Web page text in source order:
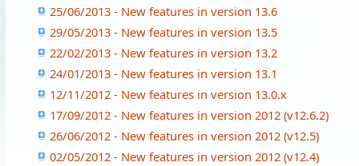
25/06/2013 - New features in version 13.6
29/05/2013 - New features in version 13.5
22/02/2013 - New features in version 13.2
24/01/2013 - New features in version 13.1
12/11/2012 - New features in version 13.0.x
17/09/2012 - New features in version 2012 (v12.6.2)
26/06/2012 - New features in version 2012 (v12.5)
02/05/2012 - New features in version 2012 (v12.4)